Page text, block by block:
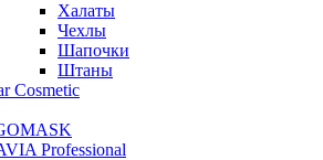
Халаты
Чехлы
Шапочки
Штаны
Cosmetic
Professional